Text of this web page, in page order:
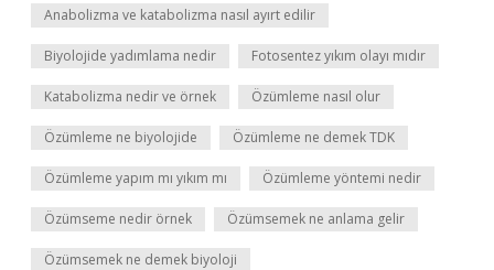
Anabolizma ve katabolizma nasıl ayırt edilir
Biyolojide yadımlama nedir Fotosentez yıkım olayı mıdır
Katabolizma nedir ve örnek Özümleme nasıl olur
Özümleme ne biyolojide Özümleme ne demek TDK
Özümleme yapım mı yıkım mı Özümleme yöntemi nedir
Özümseme nedir örnek Özümsemek ne anlama gelir
Özümsemek ne demek biyoloji